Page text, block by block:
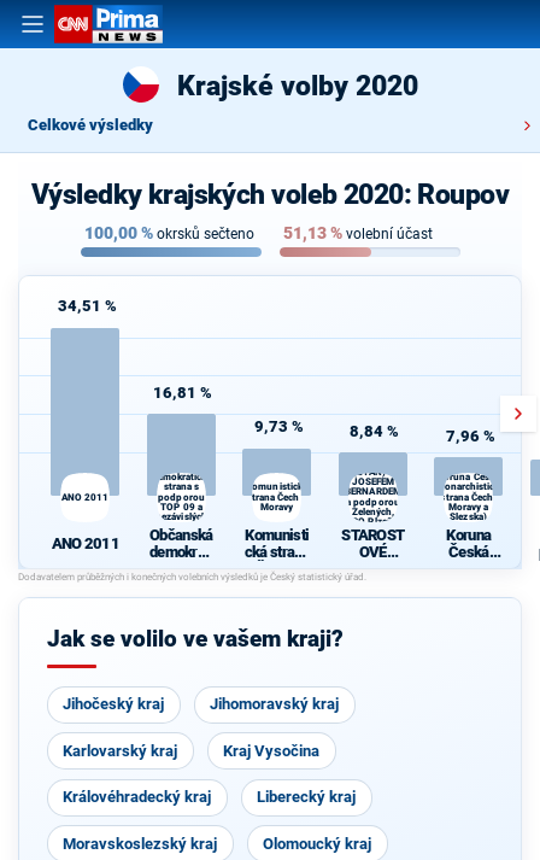
Krajské volby 2020
Celkové výsledky
Výsledky krajských voleb 2020: Roupov
100,00% okrsků sečteno 51,13% volební účast
34,51 %
ANO 2011
ANO 2011
16,81 %
demokratická
strana s
podporou
TOP 09 a
nezávislých
starostů
Občanská
demokrati
cká strana
s podporou
TOP 09 a
h starostů
9,73 %
Komunistická
strana Čech a
Moravy
Komunisti
cká strana
Čech a
Moravy
8,84 %
(STAN) s
JOSEFEM
BERNARDEM
a podporou
Zelených,
PRO Plzeň a
Idealistů
STAROST
OVÉ
(STAN) s
JOSEFEM
BERNARD
a Idealistů
7,96 %
Koruna Česká
(monarchistická
strana Čech,
Moravy a
Slezska)
Koruna
Česká
(monarchi
strana
Jak se volilo ve vašem kraji?
Jihočeský kraj Jihomoravský kraj
Karlovarský kraj Kraj Vysočina
Královéhradecký kraj Liberecký kraj
Moravskoslezský kraj Olomoucký kraj